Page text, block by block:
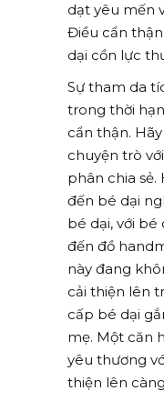
dạt yêu mến
Điều cẩn
dại cồn lực
Sự tham da
trong thời
cẩn thận.
chuyện trò
phân chia sẻ.
đến bé dại
bé dại, với bé
đến đồ
này đang
cải thiện lên
cấp bé dại
mẹ. Một căn
yêu thương
thiện lên